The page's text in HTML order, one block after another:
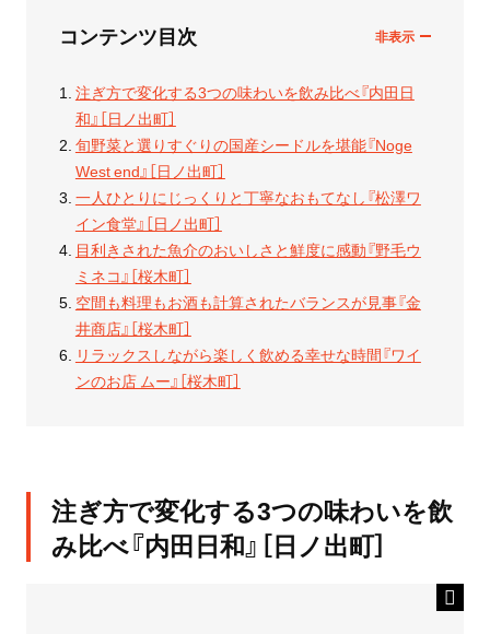
コンテンツ目次
注ぎ方で変化する3つの味わいを飲み比べ『内田日
和』［日ノ出町］
旬野菜と選りすぐりの国産シードルを堪能『Noge
West end』［日ノ出町］
一人ひとりにじっくりと丁寧なおもてなし『松澤ワ
イン食堂』［日ノ出町］
目利きされた魚介のおいしさと鮮度に感動『野毛ウ
ミネコ』［桜木町］
空間も料理もお酒も計算されたバランスが見事『金
井商店』［桜木町］
リラックスしながら楽しく飲める幸せな時間『ワイ
ンのお店 ムー』［桜木町］
注ぎ方で変化する3つの味わいを飲
み比べ『内田日和』［日ノ出町］